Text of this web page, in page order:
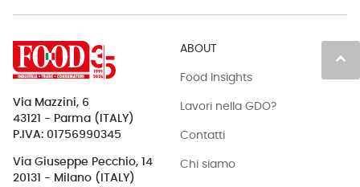
keyboard_arrow_up
Via Mazzini, 6
43121 - Parma (ITALY)
P.IVA: 01756990345
Via Giuseppe Pecchio, 14
20131 - Milano (ITALY)
ABOUT
Food Insights
Lavori nella GDO?
Contatti
Chi siamo